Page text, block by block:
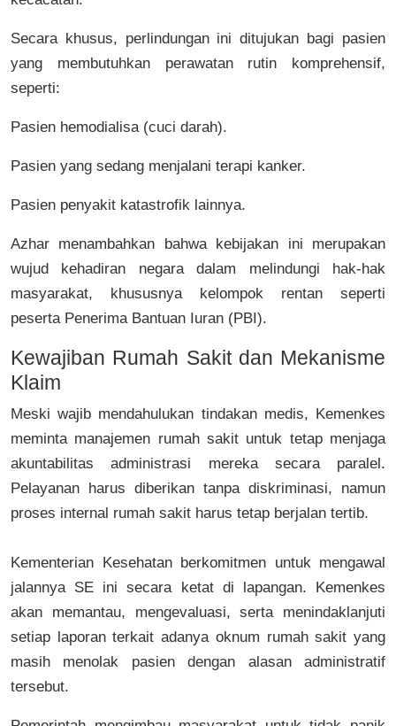
Secara khusus, perlindungan ini ditujukan bagi pasien
yang membutuhkan perawatan rutin komprehensif,
seperti:
Pasien hemodialisa (cuci darah).
Pasien yang sedang menjalani terapi kanker.
Pasien penyakit katastrofik lainnya.
Azhar menambahkan bahwa kebijakan ini merupakan
wujud kehadiran negara dalam melindungi hak-hak
masyarakat, khususnya kelompok rentan seperti
peserta Penerima Bantuan Iuran (PBI).
Kewajiban Rumah Sakit dan Mekanisme
Klaim
Meski wajib mendahulukan tindakan medis, Kemenkes
meminta manajemen rumah sakit untuk tetap menjaga
akuntabilitas administrasi mereka secara paralel.
Pelayanan harus diberikan tanpa diskriminasi, namun
proses internal rumah sakit harus tetap berjalan tertib.
Kementerian Kesehatan berkomitmen untuk mengawal
jalannya SE ini secara ketat di lapangan. Kemenkes
akan memantau, mengevaluasi, serta menindaklanjuti
setiap laporan terkait adanya oknum rumah sakit yang
masih menolak pasien dengan alasan administratif
tersebut.